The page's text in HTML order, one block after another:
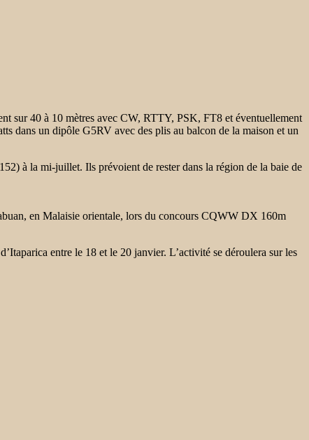
sur 40 à 10 mètres avec CW, RTTY, PSK, FT8 et éventuellement
dans un dipôle G5RV avec des plis au balcon de la maison et un
à la mi-juillet. Ils prévoient de rester dans la région de la baie de
en Malaisie orientale, lors du concours CQWW DX 160m
entre le 18 et le 20 janvier. L’activité se déroulera sur les